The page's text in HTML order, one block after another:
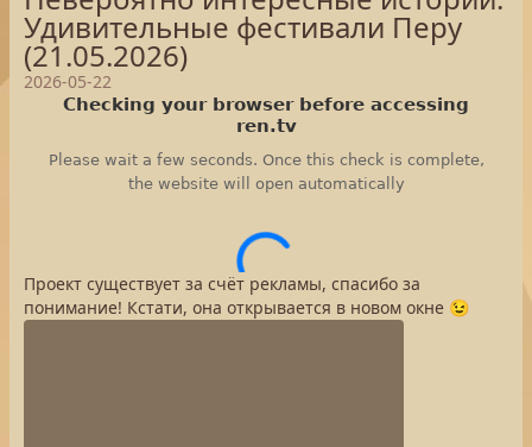
Удивительные фестивали Перу
(21.05.2026)
2026-05-22
Проект существует за счёт рекламы, спасибо за
понимание! Кстати, она открывается в новом окне 😉